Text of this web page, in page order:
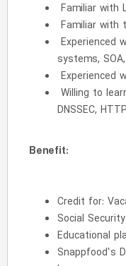
Familiar with
Familiar with
Experienced
systems,
Experienced
Willing to
DNSSEC,
Benefit:
Credit for:
Social
Educational
Snappfood’s